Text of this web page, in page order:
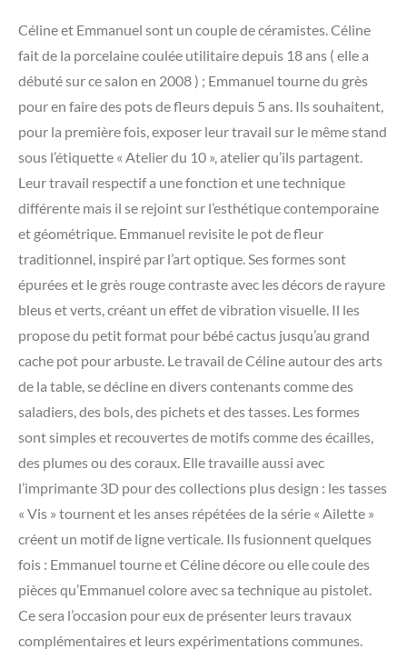
Céline et Emmanuel sont un couple de céramistes. Céline
fait de la porcelaine coulée utilitaire depuis 18 ans ( elle a
débuté sur ce salon en 2008 ) ; Emmanuel tourne du grès
pour en faire des pots de fleurs depuis 5 ans. Ils souhaitent,
pour la première fois, exposer leur travail sur le même stand
sous l’étiquette « Atelier du 10 », atelier qu’ils partagent.
Leur travail respectif a une fonction et une technique
différente mais il se rejoint sur l’esthétique contemporaine
et géométrique. Emmanuel revisite le pot de fleur
traditionnel, inspiré par l’art optique. Ses formes sont
épurées et le grès rouge contraste avec les décors de rayure
bleus et verts, créant un effet de vibration visuelle. Il les
propose du petit format pour bébé cactus jusqu’au grand
cache pot pour arbuste. Le travail de Céline autour des arts
de la table, se décline en divers contenants comme des
saladiers, des bols, des pichets et des tasses. Les formes
sont simples et recouvertes de motifs comme des écailles,
des plumes ou des coraux. Elle travaille aussi avec
l’imprimante 3D pour des collections plus design : les tasses
« Vis » tournent et les anses répétées de la série « Ailette »
créent un motif de ligne verticale. Ils fusionnent quelques
fois : Emmanuel tourne et Céline décore ou elle coule des
pièces qu’Emmanuel colore avec sa technique au pistolet.
Ce sera l’occasion pour eux de présenter leurs travaux
complémentaires et leurs expérimentations communes.